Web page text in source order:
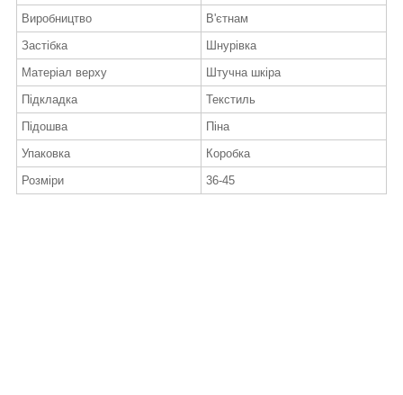
Виробництво
В'єтнам
Застібка
Шнурівка
Матеріал верху
Штучна шкіра
Підкладка
Текстиль
Підошва
Піна
Упаковка
Коробка
Розміри
36-45